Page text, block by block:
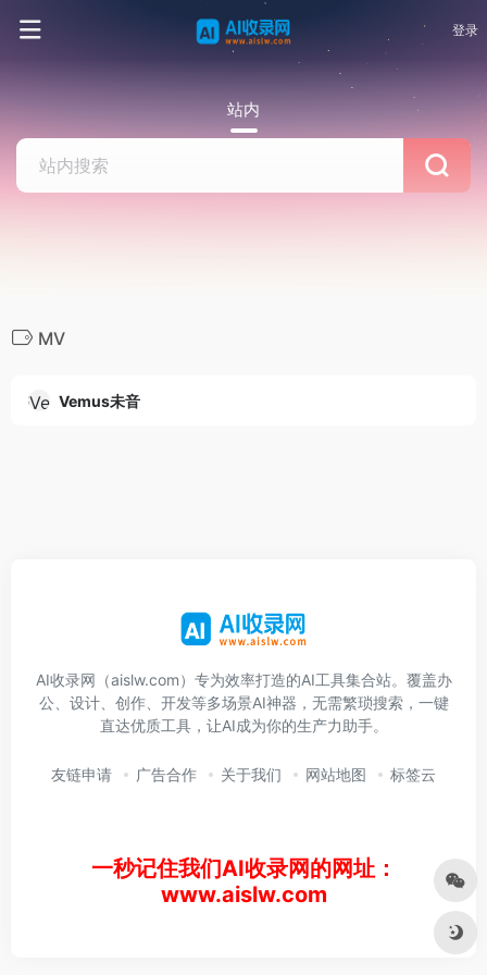
登录
站内
MV
Vemus未音
AI收录网（aislw.com）专为效率打造的AI工具集合站。覆盖办
公、设计、创作、开发等多场景AI神器，无需繁琐搜索，一键
直达优质工具，让AI成为你的生产力助手。
友链申请 广告合作 关于我们 网站地图 标签云
一秒记住我们AI收录网的网址：
www.aislw.com